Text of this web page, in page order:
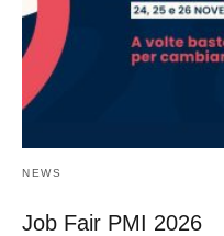
NEWS
Job Fair PMI 2026